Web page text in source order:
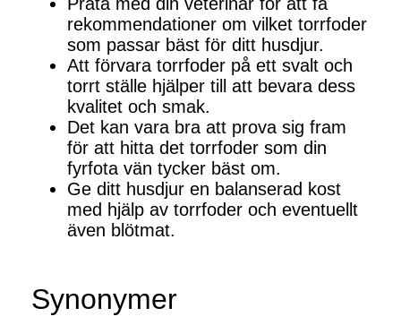
rekommendationer om vilket torrfoder
som passar bäst för ditt husdjur.
Att förvara torrfoder på ett svalt och
torrt ställe hjälper till att bevara dess
kvalitet och smak.
Det kan vara bra att prova sig fram
för att hitta det torrfoder som din
fyrfota vän tycker bäst om.
Ge ditt husdjur en balanserad kost
med hjälp av torrfoder och eventuellt
även blötmat.
Synonymer